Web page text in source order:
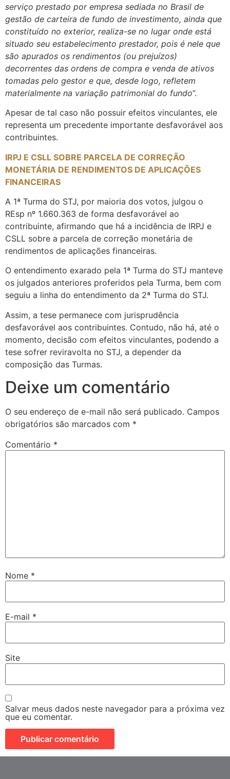
serviço prestado por empresa sediada no Brasil de
gestão de carteira de fundo de investimento, ainda que
constituído no exterior, realiza-se no lugar onde está
situado seu estabelecimento prestador, pois é nele que
são apurados os rendimentos (ou prejuízos)
decorrentes das ordens de compra e venda de ativos
tomadas pelo gestor e que, desde logo, refletem
materialmente na variação patrimonial do fundo”.
Apesar de tal caso não possuir efeitos vinculantes, ele
representa um precedente importante desfavorável aos
contribuintes.
IRPJ E CSLL SOBRE PARCELA DE CORREÇÃO
MONETÁRIA DE RENDIMENTOS DE APLICAÇÕES
FINANCEIRAS
A 1ª Turma do STJ, por maioria dos votos, julgou o
REsp nº 1.660.363 de forma desfavorável ao
contribuinte, afirmando que há a incidência de IRPJ e
CSLL sobre a parcela de correção monetária de
rendimentos de aplicações financeiras.
O entendimento exarado pela 1ª Turma do STJ manteve
os julgados anteriores proferidos pela Turma, bem com
seguiu a linha do entendimento da 2ª Turma do STJ.
Assim, a tese permanece com jurisprudência
desfavorável aos contribuintes. Contudo, não há, até o
momento, decisão com efeitos vinculantes, podendo a
tese sofrer reviravolta no STJ, a depender da
composição das Turmas.
Deixe um comentário
O seu endereço de e-mail não será publicado. Campos
obrigatórios são marcados com *
Comentário *
Nome *
E-mail *
Site
Salvar meus dados neste navegador para a próxima vez
que eu comentar.